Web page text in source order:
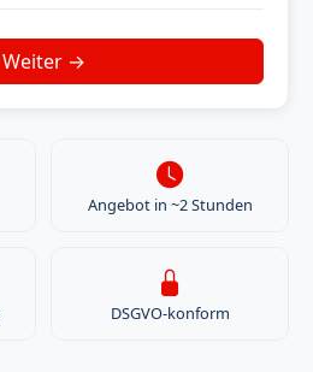
Angebot in ~2 Stunden
DSGVO-konform